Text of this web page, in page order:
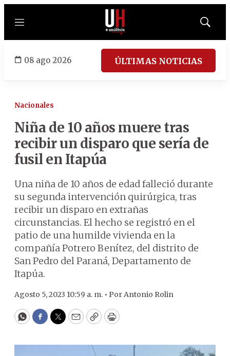
Menú
Mostrar
08 ago 2026 ÚLTIMAS NOTICIAS
Nacionales
Niña de 10 años muere tras
recibir un disparo que sería de
fusil en Itapúa
Una niña de 10 años de edad falleció durante
su segunda intervención quirúrgica, tras
recibir un disparo en extrañas
circunstancias. El hecho se registró en el
patio de una humilde vivienda en la
compañía Potrero Benítez, del distrito de
San Pedro del Paraná, Departamento de
Itapúa.
Agosto 5, 2023 10:59 a. m. • PorAntonio Rolin
WhatsApp
Facebook
Twitter
EmailCopyPrint